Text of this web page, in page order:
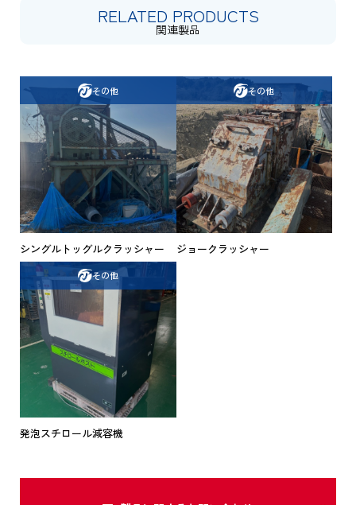
RELATED PRODUCTS
関連製品
その他
シングルトッグルクラッシャー
その他
ジョークラッシャー
その他
発泡スチロール減容機